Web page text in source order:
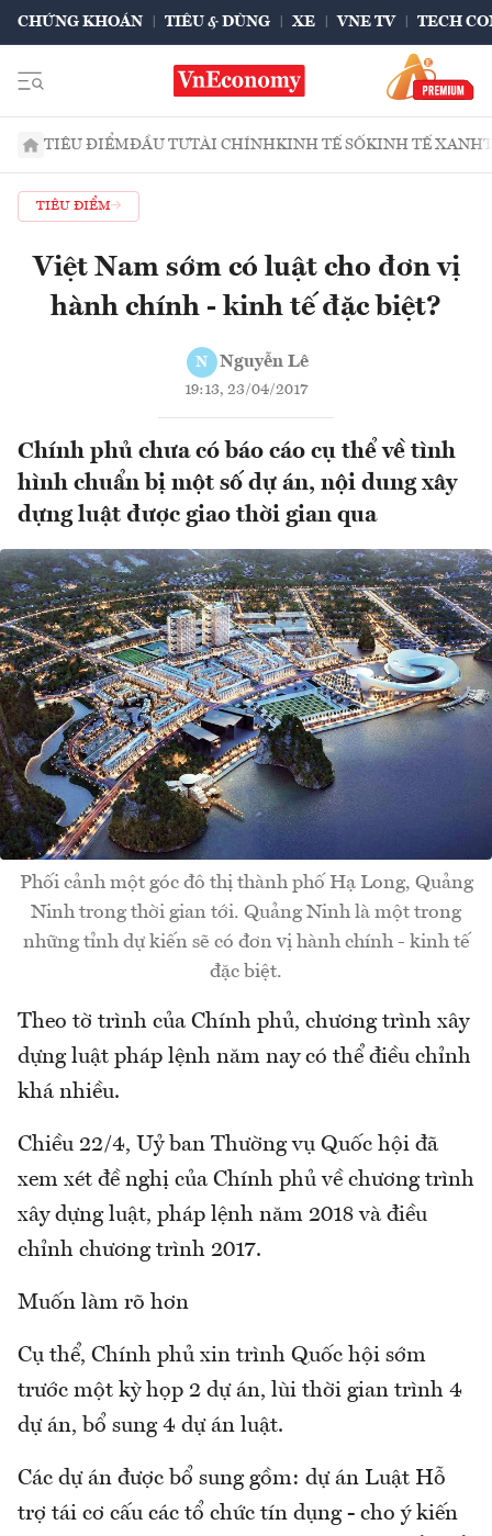
CHỨNG KHOÁN TIÊU & DÙNG XE VNE TV TECH
TIÊU ĐIỂMĐẦU TƯTÀI CHÍNHKINH TẾ SỐKINH TẾ XANH
TIÊU ĐIỂM
Việt Nam sớm có luật cho đơn vị
hành chính - kinh tế đặc biệt?
N Nguyễn Lê
19:13, 23/04/2017
Chính phủ chưa có báo cáo cụ thể về tình
hình chuẩn bị một số dự án, nội dung xây
dựng luật được giao thời gian qua
Phối cảnh một góc đô thị thành phố Hạ Long, Quảng
Ninh trong thời gian tới. Quảng Ninh là một trong
những tỉnh dự kiến sẽ có đơn vị hành chính - kinh tế
đặc biệt.
Theo tờ trình của Chính phủ, chương trình xây
dựng luật pháp lệnh năm nay có thể điều chỉnh
khá nhiều.
Chiều 22/4, Uỷ ban Thường vụ Quốc hội đã
xem xét đề nghị của Chính phủ về chương trình
xây dựng luật, pháp lệnh năm 2018 và điều
chỉnh chương trình 2017.
Muốn làm rõ hơn
Cụ thể, Chính phủ xin trình Quốc hội sớm
trước một kỳ họp 2 dự án, lùi thời gian trình 4
dự án, bổ sung 4 dự án luật.
Các dự án được bổ sung gồm: dự án Luật Hỗ
trợ tái cơ cấu các tổ chức tín dụng - cho ý kiến